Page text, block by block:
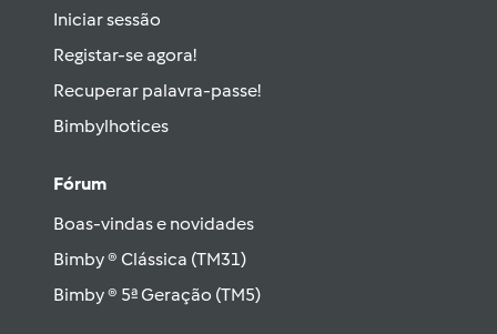
Iniciar sessão
Registar-se agora!
Recuperar palavra-passe!
Bimbylhotices
Fórum
Boas-vindas e novidades
Bimby ® Clássica (TM31)
Bimby ® 5ª Geração (TM5)